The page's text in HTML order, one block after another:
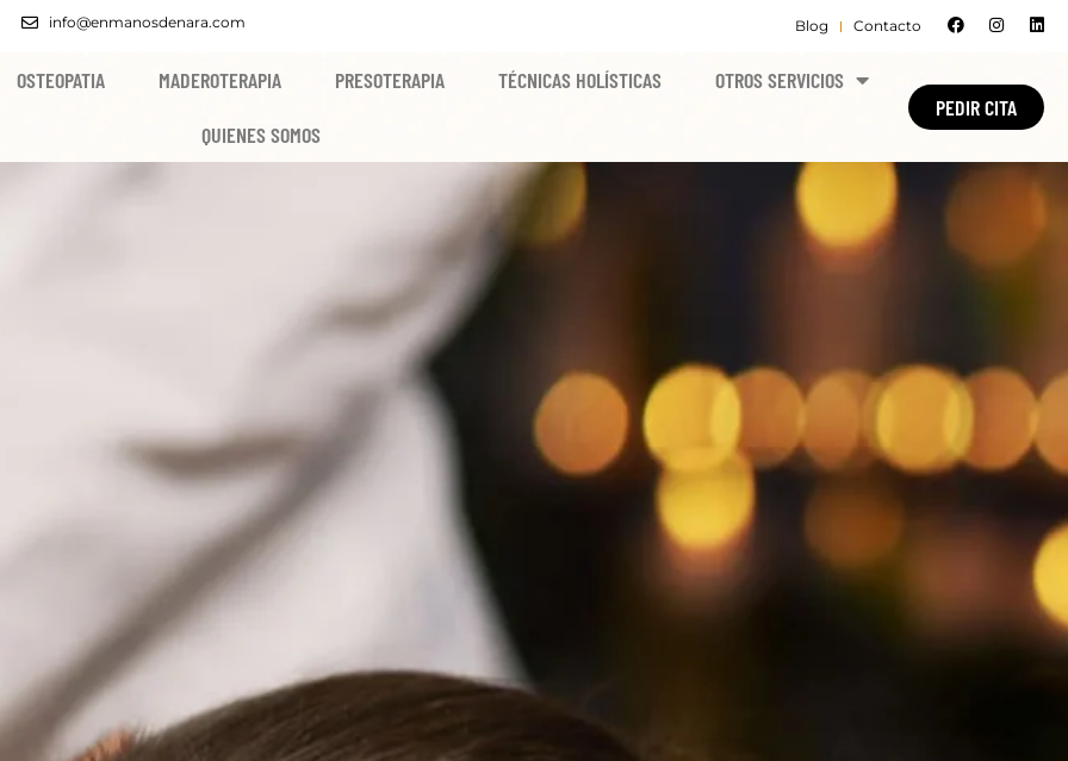
info@enmanosdenara.com Blog Contacto
OSTEOPATIA MADEROTERAPIA PRESOTERAPIA TÉCNICAS HOLÍSTICAS OTROS SERVICIOS
QUIENES SOMOS
PEDIR CITA